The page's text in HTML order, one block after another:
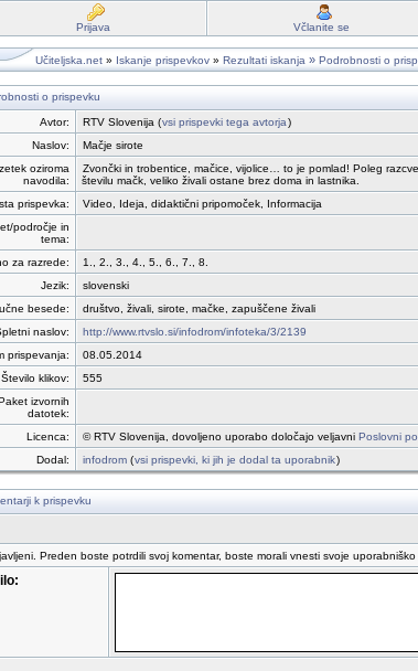
Prijava Včlanite se
Učiteljska.net » Iskanje prispevkov » Rezultati iskanja » Podrobnosti o
o prispevku
Avtor: RTV Slovenija (vsi prispevki tega avtorja)
Naslov:
Mačje sirote
oziroma
navodila:
Zvončki in trobentice, mačice, vijolice… to je pomlad! Poleg
številu mačk, veliko živali ostane brez doma in lastnika.
prispevka:
Video, Ideja, didaktični pripomoček, Informacija
področje in
tema:
za razrede:
1., 2., 3., 4., 5., 6., 7., 8.
Jezik:
slovenski
besede:
društvo, živali, sirote, mačke, zapuščene živali
naslov:
http://www.rtvslo.si/infodrom/infoteka/3/2139
prispevanja:
08.05.2014
Število klikov:
555
izvornih
datotek:
Licenca:
© RTV Slovenija, dovoljeno uporabo določajo veljavni Poslovni
Dodal:
infodrom (vsi prispevki, ki jih je dodal ta uporabnik)
k prispevku
Preden boste potrdili svoj komentar, boste morali vnesti svoje uporabniško